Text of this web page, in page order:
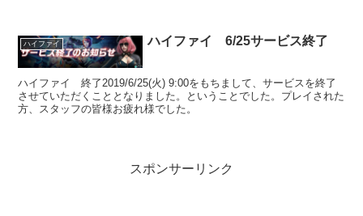
ハイファイ ハイファイ 6/25サービス終了
ハイファイ 終了2019/6/25(火) 9:00をもちまして、サービスを終了
させていただくこととなりました。ということでした。プレイされた
方、スタッフの皆様お疲れ様でした。
スポンサーリンク